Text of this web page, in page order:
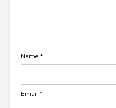
Name *
Email *